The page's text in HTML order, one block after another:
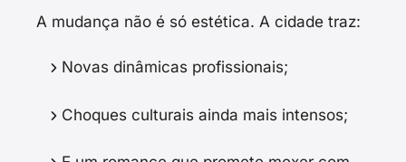
A mudança não é só estética. A cidade traz:
Novas dinâmicas profissionais;
Choques culturais ainda mais intensos;